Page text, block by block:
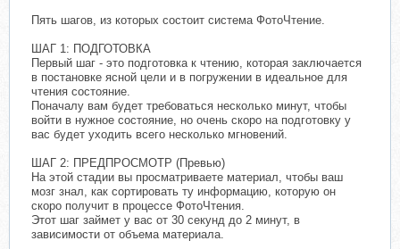
Пять шагов, из которых состоит система ФотоЧтение.
ШАГ 1: ПОДГОТОВКА
Первый шаг - это подготовка к чтению, которая заключается
в постановке ясной цели и в погружении в идеальное для
чтения состояние.
Поначалу вам будет требоваться несколько минут, чтобы
войти в нужное состояние, но очень скоро на подготовку у
вас будет уходить всего несколько мгновений.
ШАГ 2: ПРЕДПРОСМОТР (Превью)
На этой стадии вы просматриваете материал, чтобы ваш
мозг знал, как сортировать ту информацию, которую он
скоро получит в процессе ФотоЧтения.
Этот шаг займет у вас от 30 секунд до 2 минут, в
зависимости от объема материала.